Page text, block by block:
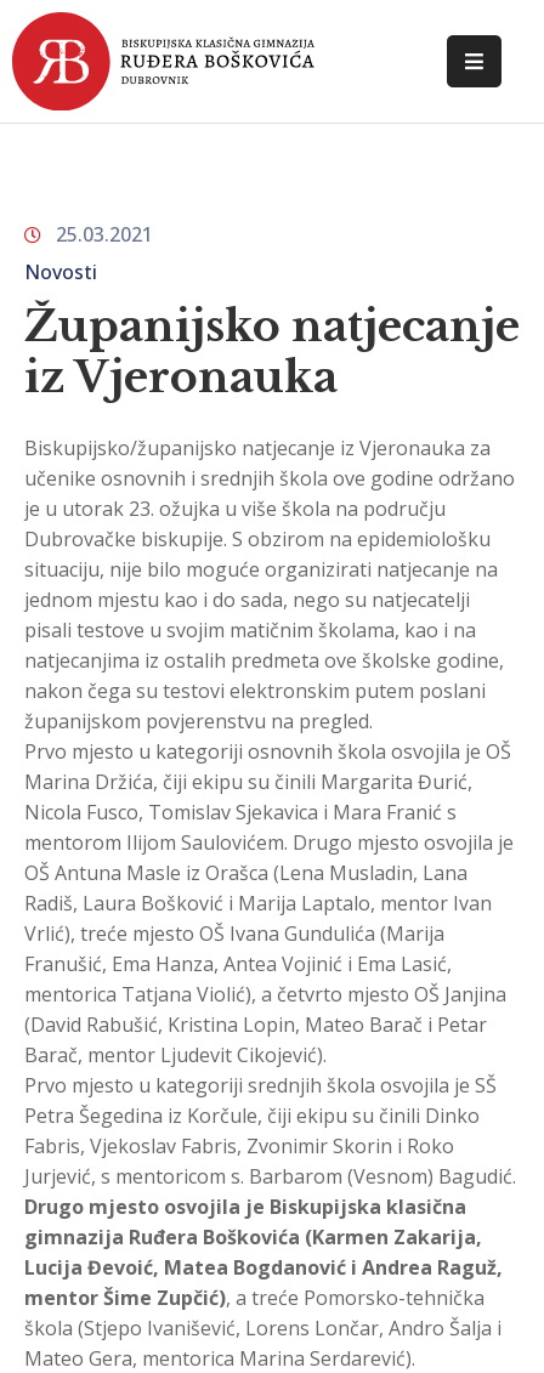
POČETNA
NOVOSTI
KONTAKT
25.03.2021
Novosti
Županijsko natjecanje
iz Vjeronauka
Biskupijsko/županijsko natjecanje iz Vjeronauka za
učenike osnovnih i srednjih škola ove godine održano
je u utorak 23. ožujka u više škola na području
Dubrovačke biskupije. S obzirom na epidemiološku
situaciju, nije bilo moguće organizirati natjecanje na
jednom mjestu kao i do sada, nego su natjecatelji
pisali testove u svojim matičnim školama, kao i na
natjecanjima iz ostalih predmeta ove školske godine,
nakon čega su testovi elektronskim putem poslani
županijskom povjerenstvu na pregled.
Prvo mjesto u kategoriji osnovnih škola osvojila je OŠ
Marina Držića, čiji ekipu su činili Margarita Đurić,
Nicola Fusco, Tomislav Sjekavica i Mara Franić s
mentorom Ilijom Saulovićem. Drugo mjesto osvojila je
OŠ Antuna Masle iz Orašca (Lena Musladin, Lana
Radiš, Laura Bošković i Marija Laptalo, mentor Ivan
Vrlić), treće mjesto OŠ Ivana Gundulića (Marija
Franušić, Ema Hanza, Antea Vojinić i Ema Lasić,
mentorica Tatjana Violić), a četvrto mjesto OŠ Janjina
(David Rabušić, Kristina Lopin, Mateo Barač i Petar
Barač, mentor Ljudevit Cikojević).
Prvo mjesto u kategoriji srednjih škola osvojila je SŠ
Petra Šegedina iz Korčule, čiji ekipu su činili Dinko
Fabris, Vjekoslav Fabris, Zvonimir Skorin i Roko
Jurjević, s mentoricom s. Barbarom (Vesnom) Bagudić.
Drugo mjesto osvojila je Biskupijska klasična
gimnazija Ruđera Boškovića (Karmen Zakarija,
Lucija Đevoić, Matea Bogdanović i Andrea Raguž,
mentor Šime Zupčić), a treće Pomorsko-tehnička
škola (Stjepo Ivanišević, Lorens Lončar, Andro Šalja i
Mateo Gera, mentorica Marina Serdarević).